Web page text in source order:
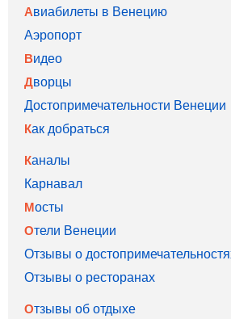
Авиабилеты в Венецию
Аэропорт
Видео
Дворцы
Достопримечательности Венеции
Как добраться
Каналы
Карнавал
Мосты
Отели Венеции
Отзывы о
Отзывы о ресторанах
Отзывы об отдыхе